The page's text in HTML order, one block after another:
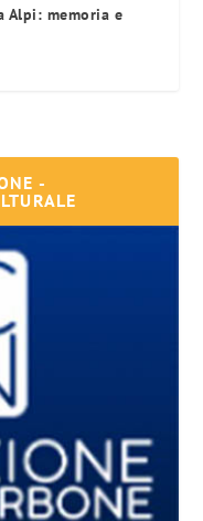
Alpi: memoria e
-